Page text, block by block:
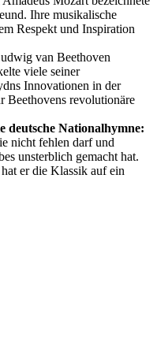
Ihre musikalische
Respekt und Inspiration
van Beethoven
viele seiner
Innovationen in der
Beethovens revolutionäre
deutsche Nationalhymne:
nicht fehlen darf und
unsterblich gemacht hat.
er die Klassik auf ein